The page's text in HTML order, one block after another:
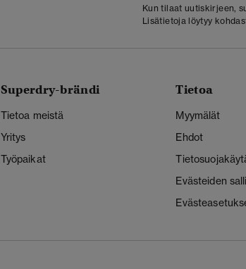
Kun tilaat uutiskirjeen,
Lisätietoja löytyy
Superdry-brändi
Tietoa meistä
Yritys
Työpaikat
Tietoa
Myymälät
Ehdot
Evästeiden